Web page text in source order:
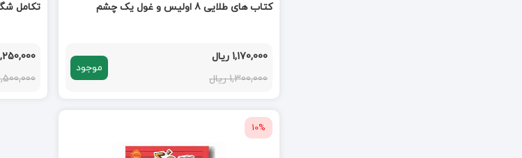
کتاب های طلایی 8 اولیس و غول یک چشم
1,170,000 ریال
1,300,000 ریال
موجود
تکامل
2,250,000
2,500,000
10%